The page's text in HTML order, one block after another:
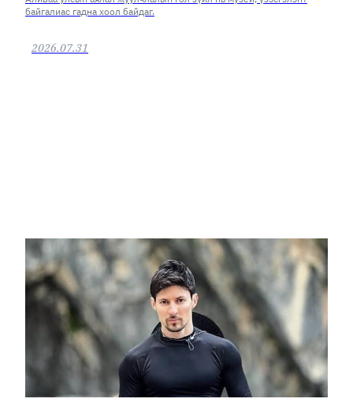
байгалиас гадна хоол байдаг.
2026.07.31